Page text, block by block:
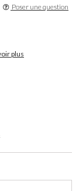
plus
Poser une question